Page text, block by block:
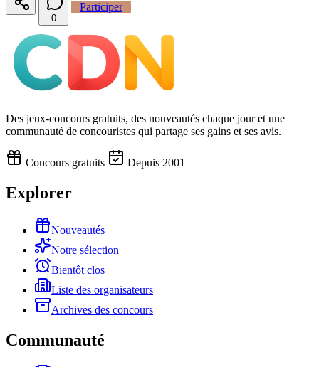
0
Participer
Des jeux-concours gratuits, des nouveautés chaque jour et une
communauté de concouristes qui partage ses gains et ses avis.
Concours gratuits Depuis 2001
Explorer
Nouveautés
Notre sélection
Bientôt clos
Liste des organisateurs
Archives des concours
Communauté